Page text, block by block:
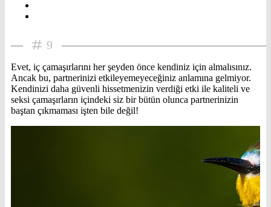
9
Evet, iç çamaşırlarını her şeyden önce kendiniz için almalısınız.
Ancak bu, partnerinizi etkileyemeyeceğiniz anlamına gelmiyor.
Kendinizi daha güvenli hissetmenizin verdiği etki ile kaliteli ve
seksi çamaşırların içindeki siz bir bütün olunca partnerinizin
baştan çıkmaması işten bile değil!